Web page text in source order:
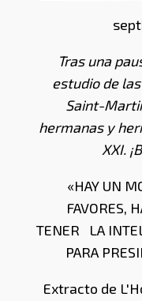
Tras una
estudio de
Saint-
hermanas y
XXI.
«HAY UN
FAVORES,
TENER LA
PARA
Extracto de